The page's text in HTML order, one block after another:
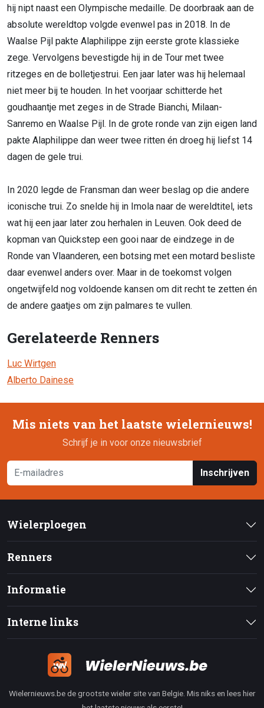
hij nipt naast een Olympische medaille. De doorbraak aan de
absolute wereldtop volgde evenwel pas in 2018. In de
Waalse Pijl pakte Alaphilippe zijn eerste grote klassieke
zege. Vervolgens bevestigde hij in de Tour met twee
ritzeges en de bolletjestrui. Een jaar later was hij helemaal
niet meer bij te houden. In het voorjaar schitterde het
goudhaantje met zeges in de Strade Bianchi, Milaan-
Sanremo en Waalse Pijl. In de grote ronde van zijn eigen land
pakte Alaphilippe dan weer twee ritten én droeg hij liefst 14
dagen de gele trui.
In 2020 legde de Fransman dan weer beslag op die andere
iconische trui. Zo snelde hij in Imola naar de wereldtitel, iets
wat hij een jaar later zou herhalen in Leuven. Ook deed de
kopman van Quickstep een gooi naar de eindzege in de
Ronde van Vlaanderen, een botsing met een motard besliste
daar evenwel anders over. Maar in de toekomst volgen
ongetwijfeld nog voldoende kansen om dit recht te zetten én
de andere gaatjes om zijn palmares te vullen.
Gerelateerde Renners
Luc Wirtgen
Alberto Dainese
Mis niets van het laatste wielernieuws!
Schrijf je in voor onze nieuwsbrief
Inschrijven
Wielerploegen
Renners
Informatie
Interne links
Wielernieuws.be de grootste wieler site van Belgie. Mis niks en lees hier